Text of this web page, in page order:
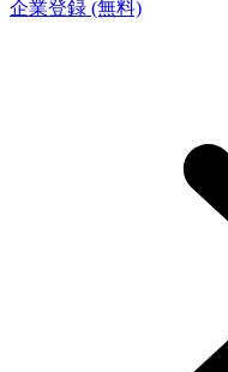
企業登録 (無料)